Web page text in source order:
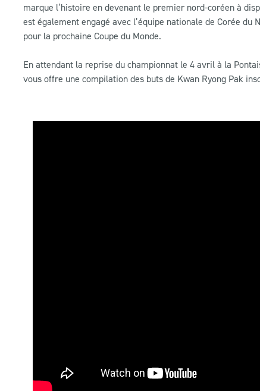
marque l’histoire en devenant le premier nord-coréen à
est également engagé avec l’équipe nationale de Corée
pour la prochaine Coupe du Monde.
En attendant la reprise du championnat le 4 avril à la
vous offre une compilation des buts de Kwan Ryong Pak